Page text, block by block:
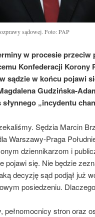
sądowej. Foto: PAP
w procesie przeciw
Konfederacji Korony
sądzie w końcu pojawi
Gudzińska-
„incydentu
Sędzia Marcin
Warszawy-Praga
dziennikarzom i
pojawi się. Nie będzie
decyzję sąd podjął już
posiedzeniu.
stron oraz